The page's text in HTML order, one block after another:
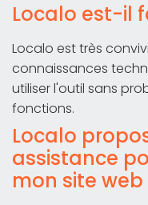
Localo est-il
Localo est très
connaissances
utiliser l'outil sans
fonctions.
Localo
assistance
mon site web